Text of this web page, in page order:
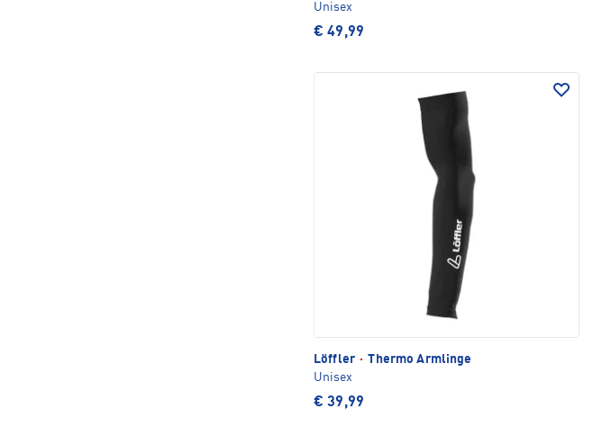
Unisex
€ 49,99
Löffler · Thermo Armlinge
Unisex
€ 39,99